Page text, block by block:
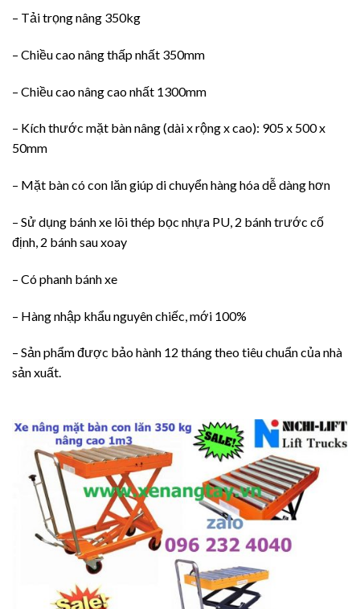
– Tải trọng nâng 350kg
– Chiều cao nâng thấp nhất 350mm
– Chiều cao nâng cao nhất 1300mm
– Kích thước mặt bàn nâng (dài x rộng x cao): 905 x 500 x
50mm
– Mặt bàn có con lăn giúp di chuyển hàng hóa dễ dàng hơn
– Sử dụng bánh xe lõi thép bọc nhựa PU, 2 bánh trước cố
định, 2 bánh sau xoay
– Có phanh bánh xe
– Hàng nhập khẩu nguyên chiếc, mới 100%
– Sản phẩm được bảo hành 12 tháng theo tiêu chuẩn của nhà
sản xuất.